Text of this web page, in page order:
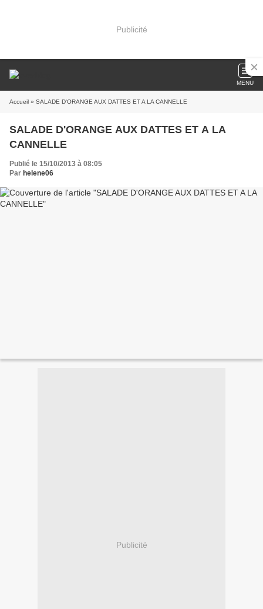
Publicité
MENU
Accueil » SALADE D'ORANGE AUX DATTES ET A LA CANNELLE
SALADE D'ORANGE AUX DATTES ET A LA
CANNELLE
Publié le 15/10/2013 à 08:05
Par helene06
Publicité